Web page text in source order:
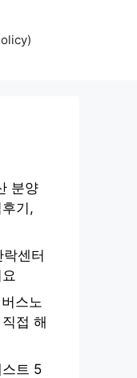
분양
기,
센터
스노
접 해
트 5